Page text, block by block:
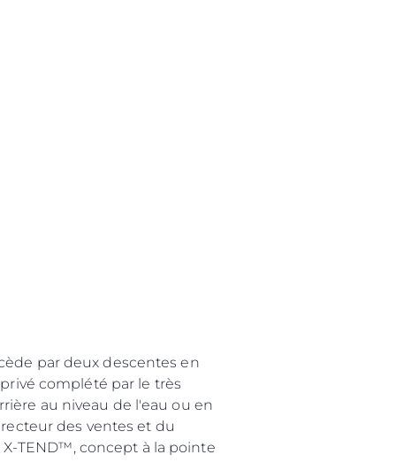
par deux descentes en
complété par le très
au niveau de l'eau ou en
des ventes et du
TEND™, concept à la pointe